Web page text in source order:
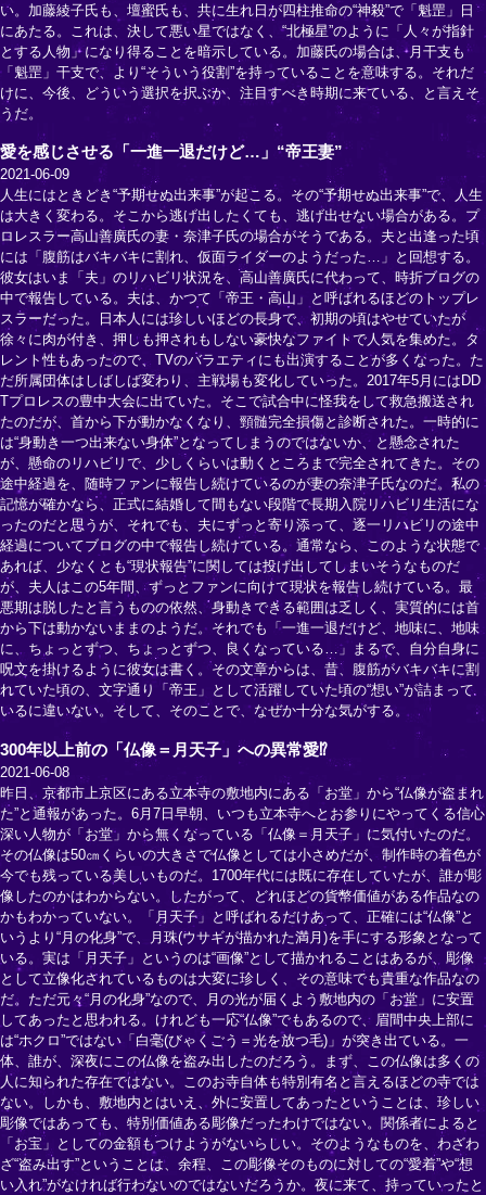
い。加藤綾子氏も、壇蜜氏も、共に生れ日が四柱推命の“神殺”で「魁罡」日
にあたる。これは、決して悪い星ではなく、“北極星”のように「人々が指針
とする人物」になり得ることを暗示している。加藤氏の場合は、月干支も
「魁罡」干支で、より“そういう役割”を持っていることを意味する。それだ
けに、今後、どういう選択を択ぶか、注目すべき時期に来ている、と言えそ
うだ。
愛を感じさせる「一進一退だけど…」“帝王妻”
2021-06-09
人生にはときどき“予期せぬ出来事”が起こる。その“予期せぬ出来事”で、人生
は大きく変わる。そこから逃げ出したくても、逃げ出せない場合がある。プ
ロレスラー高山善廣氏の妻・奈津子氏の場合がそうである。夫と出逢った頃
には「腹筋はバキバキに割れ、仮面ライダーのようだった…」と回想する。
彼女はいま「夫」のリハビリ状況を、高山善廣氏に代わって、時折ブログの
中で報告している。夫は、かつて「帝王・高山」と呼ばれるほどのトップレ
スラーだった。日本人には珍しいほどの長身で、初期の頃はやせていたが
徐々に肉が付き、押しも押されもしない豪快なファイトで人気を集めた。タ
レント性もあったので、TVのバラエティにも出演することが多くなった。た
だ所属団体はしばしば変わり、主戦場も変化していった。2017年5月にはDD
Tプロレスの豊中大会に出ていた。そこで試合中に怪我をして救急搬送され
たのだが、首から下が動かなくなり、頸髄完全損傷と診断された。一時的に
は“身動き一つ出来ない身体”となってしまうのではないか、と懸念された
が、懸命のリハビリで、少しくらいは動くところまで完全されてきた。その
途中経過を、随時ファンに報告し続けているのが妻の奈津子氏なのだ。私の
記憶が確かなら、正式に結婚して間もない段階で長期入院リハビリ生活にな
ったのだと思うが、それでも、夫にずっと寄り添って、逐一リハビリの途中
経過についてブログの中で報告し続けている。通常なら、このような状態で
あれば、少なくとも“現状報告”に関しては投げ出してしまいそうなものだ
が、夫人はこの5年間、ずっとファンに向けて現状を報告し続けている。最
悪期は脱したと言うものの依然、身動きできる範囲は乏しく、実質的には首
から下は動かないままのようだ。それでも「一進一退だけど、地味に、地味
に、ちょっとずつ、ちょっとずつ、良くなっている…」まるで、自分自身に
呪文を掛けるように彼女は書く。その文章からは、昔、腹筋がバキバキに割
れていた頃の、文字通り「帝王」として活躍していた頃の“想い”が詰まって
いるに違いない。そして、そのことで、なぜか十分な気がする。
300年以上前の「仏像＝月天子」への異常愛⁉
2021-06-08
昨日、京都市上京区にある立本寺の敷地内にある「お堂」から“仏像が盗まれ
た”と通報があった。6月7日早朝、いつも立本寺へとお参りにやってくる信心
深い人物が「お堂」から無くなっている「仏像＝月天子」に気付いたのだ。
その仏像は50㎝くらいの大きさで仏像としては小さめだが、制作時の着色が
今でも残っている美しいものだ。1700年代には既に存在していたが、誰が彫
像したのかはわからない。したがって、どれほどの貨幣価値がある作品なの
かもわかっていない。「月天子」と呼ばれるだけあって、正確には“仏像”と
いうより“月の化身”で、月珠(ウサギが描かれた満月)を手にする形象となって
いる。実は「月天子」というのは“画像”として描かれることはあるが、彫像
として立像化されているものは大変に珍しく、その意味でも貴重な作品なの
だ。ただ元々“月の化身”なので、月の光が届くよう敷地内の「お堂」に安置
してあったと思われる。けれども一応“仏像”でもあるので、眉間中央上部に
は“ホクロ”ではない「白毫(びゃくごう＝光を放つ毛)」が突き出ている。一
体、誰が、深夜にこの仏像を盗み出したのだろう。まず、この仏像は多くの
人に知られた存在ではない。このお寺自体も特別有名と言えるほどの寺では
ない。しかも、敷地内とはいえ、外に安置してあったということは、珍しい
彫像ではあっても、特別価値ある彫像だったわけではない。関係者によると
「お宝」としての金額もつけようがないらしい。そのようなものを、わざわ
ざ“盗み出す”ということは、余程、この彫像そのものに対しての“愛着”や“想
い入れ”がなければ行わないのではないだろうか。夜に来て、持っていったと